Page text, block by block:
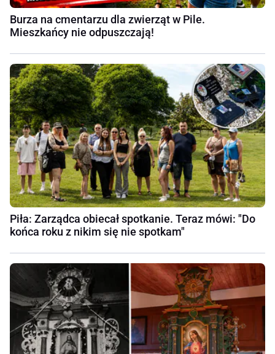
Burza na cmentarzu dla zwierząt w Pile.
Mieszkańcy nie odpuszczają!
Piła: Zarządca obiecał spotkanie. Teraz mówi: "Do
końca roku z nikim się nie spotkam"